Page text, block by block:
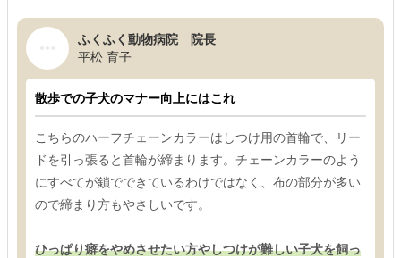
ふくふく動物病院 院長
平松 育子
散歩での子犬のマナー向上にはこれ
こちらのハーフチェーンカラーはしつけ用の首輪で、リー
ドを引っ張ると首輪が締まります。チェーンカラーのよう
にすべてが鎖でできているわけではなく、布の部分が多い
ので締まり方もやさしいです。
ひっぱり癖をやめさせたい方やしつけが難しい子犬を飼っ